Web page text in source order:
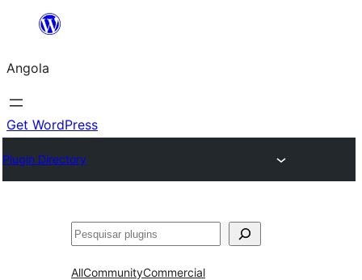
Saltar
o
conteúdo
Angola
Get WordPress
Plugin Directory
Pesquisar
AllCommunityCommercial